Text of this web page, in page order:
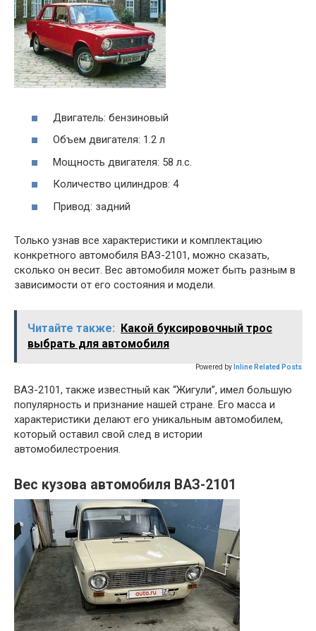
Двигатель: бензиновый
Объем двигателя: 1.2 л
Мощность двигателя: 58 л.с.
Количество цилиндров: 4
Привод: задний
Только узнав все характеристики и комплектацию
конкретного автомобиля ВАЗ-2101, можно сказать,
сколько он весит. Вес автомобиля может быть разным в
зависимости от его состояния и модели.
Читайте также: Какой буксировочный трос
выбрать для автомобиля
Powered by Inline Related Posts
ВАЗ-2101, также известный как “Жигули”, имел большую
популярность и признание нашей стране. Его масса и
характеристики делают его уникальным автомобилем,
который оставил свой след в истории
автомобилестроения.
Вес кузова автомобиля ВАЗ-2101